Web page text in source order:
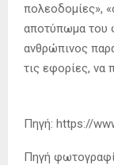
πολεοδομίες»,
αποτύπωμα του
ανθρώπινος
τις εφορίες, να
Πηγή: https://
Πηγή